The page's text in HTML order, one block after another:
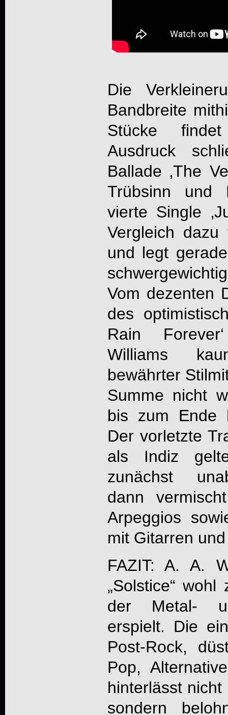
Die
Bandbreite
Stücke
Ausdruck
Ballade ‚The
Trübsinn und
vierte Single
Vergleich
und legt
Vom dezenten
des
Rain
Williams
bewährter
Summe nicht
bis zum Ende
Der vorletzte
als Indiz
zunächst
dann
Arpeggios
mit Gitarren
FAZIT:A. A.
„Solstice“ wohl
der Metal-
erspielt. Die
Post-Rock,
Pop,
hinterlässt
sondern